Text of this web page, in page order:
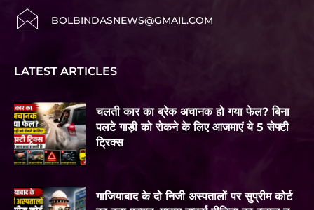
BOLBINDASNEWS@GMAIL.COM
LATEST ARTICLES
चलती कार का ब्रेक अचानक हो गया फेल? बिना
पलटे गाड़ी को रोकने के लिए आजमाएं ये 5 सेफ्टी
ट्रिक्स
गाजियाबाद के दो निजी अस्पतालों पर सुप्रीम कोर्ट